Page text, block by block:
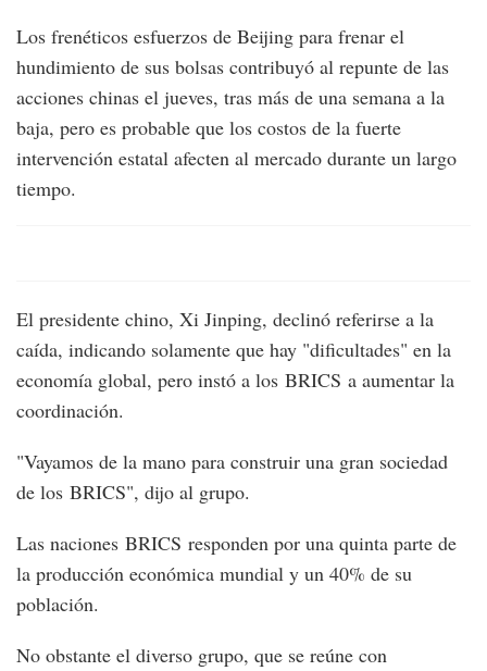
Los frenéticos esfuerzos de Beijing para frenar el
hundimiento de sus bolsas contribuyó al repunte de las
acciones chinas el jueves, tras más de una semana a la
baja, pero es probable que los costos de la fuerte
intervención estatal afecten al mercado durante un largo
tiempo.
El presidente chino, Xi Jinping, declinó referirse a la
caída, indicando solamente que hay "dificultades" en la
economía global, pero instó a los BRICS a aumentar la
coordinación.
"Vayamos de la mano para construir una gran sociedad
de los BRICS", dijo al grupo.
Las naciones BRICS responden por una quinta parte de
la producción económica mundial y un 40% de su
población.
No obstante el diverso grupo, que se reúne con